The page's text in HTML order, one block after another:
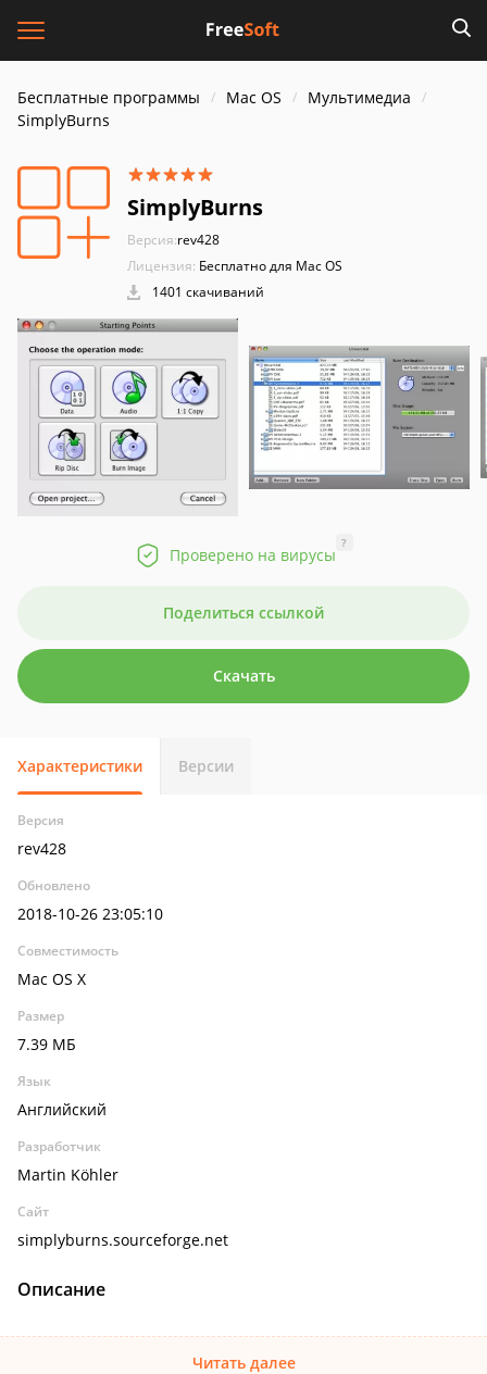
Бесплатные программы Mac OS
Мультимедиа
SimplyBurns
SimplyBurns
Версия:rev428
Лицензия: Бесплатно для Mac OS
1401 скачиваний
Проверено на вирусы
?
Поделиться ссылкой
Скачать
Характеристики Версии
Версия
rev428
Обновлено
2018-10-26 23:05:10
Совместимость
Mac OS X
Размер
7.39 МБ
Язык
Английский
Разработчик
Martin Köhler
Сайт
simplyburns.sourceforge.net
Описание
Читать далее